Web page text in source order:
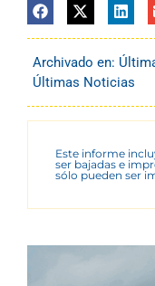
Archivado en:
Últimas Noticias
Este informe
ser bajadas e
sólo pueden ser